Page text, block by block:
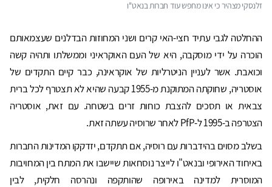
זלנסקי מצהיר כי אינו מחפש עוד חברות בנאט''ו
ההחלטה לגבי עתיד חצי-האי קרים ושני המחוזות הבדלנים שעצמאותם
הוכרה על ידי מוסקבה, היא של העם האוקראיני וממשלתו ותהיה קשה
וכואבת. אשר לעניין הניטרליות של אוקראינה, כבר קיים התקדים של
אוסטריה, שחוקתה המתוקנת מ-1955 קבעה שהיא לא תצטרף לכל ברית
צבאית או תסכים להצבת כוחות זרים בשטחה. עם זאת, אוסטריה
הצטרפה ב-1995 ל-PfP לאחר שרוסיה עשתה זאת.
בשלב מסוים בהידברות עם רוסיה, אם תתקדם, יזדקקו המדינות החברות
באיחוד האירופי ובנאט"ו לייצר נוסחאות שיישבו את המתח בין המחויבות
המוסרית למדינה באירופה שהותקפה ונהרסה חלקית, לבין